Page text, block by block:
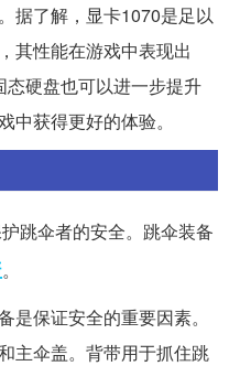
据了解，显卡1070是足以
其性能在游戏中表现出
硬盘也可以进一步提升
中获得更好的体验。
跳伞者的安全。跳伞装备
。
保证安全的重要因素。
主伞盖。背带用于抓住跳